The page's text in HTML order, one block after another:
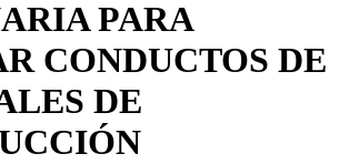
PARA
CONDUCTOS DE
DE